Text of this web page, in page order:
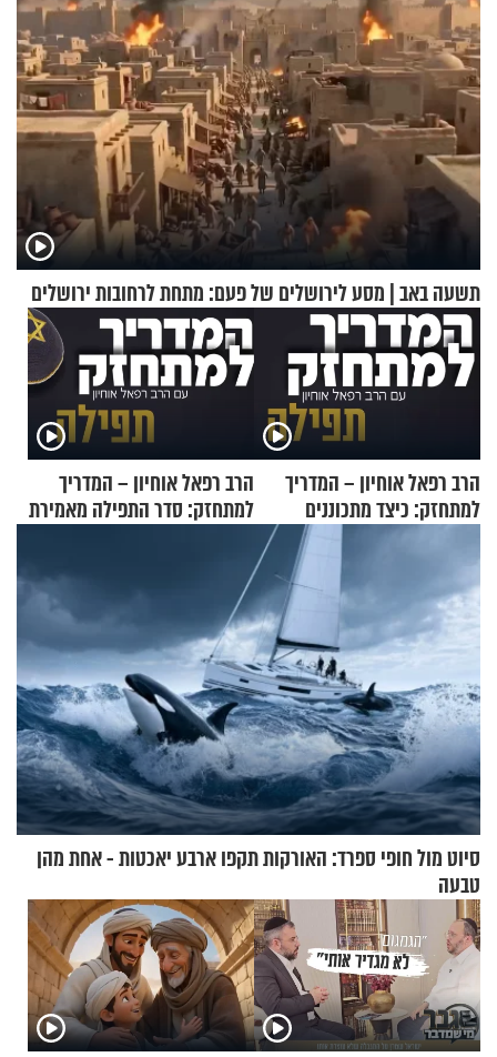
תשעה באב | מסע לירושלים של פעם: מתחת לרחובות ירושלים
הרב רפאל אוחיון – המדריך
למתחזק: כיצד מתכוננים
הרב רפאל אוחיון – המדריך
למתחזק: סדר התפילה מאמירת
סיוט מול חופי ספרד: האורקות תקפו ארבע יאכטות - אחת מהן
טבעה